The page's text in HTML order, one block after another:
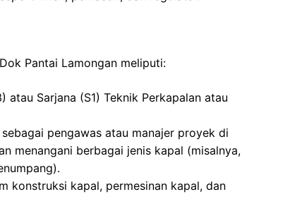
Pantai Lamongan meliputi:
atau Sarjana (S1) Teknik Perkapalan atau
pengawas atau manajer proyek di
menangani berbagai jenis kapal (misalnya,
konstruksi kapal, permesinan kapal, dan